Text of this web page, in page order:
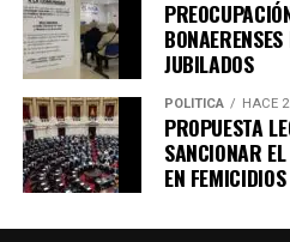
Durante las indagaciones, se
objetos que faltaban se
la víctima, aunque su billetera,
identidad fueron hallados. Este
por parte de los
ocurrió el ataque.
JUBILADOS
POLÍTICA HACE
PROPUESTA
SANCIONAR
EN FEMICIDIOS